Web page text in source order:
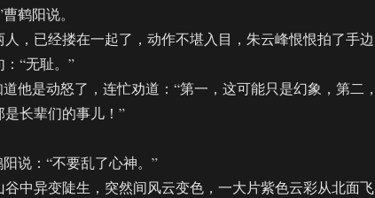
鹤阳说。
已经搂在一起了，动作不堪入目，朱云峰恨恨拍了手边
“无耻。”
是动怒了，连忙劝道：“第一，这可能只是幻象，第二，
长辈们的事儿！”
说：“不要乱了心神。”
异变陡生，突然间风云变色，一大片紫色云彩从北面飞